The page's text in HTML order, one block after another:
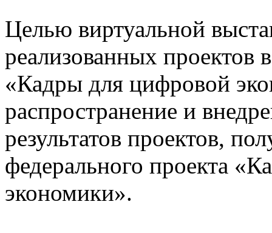
Целью виртуальной
реализованных проектов
«Кадры для цифровой
распространение и
результатов проектов,
федерального проекта
экономики».